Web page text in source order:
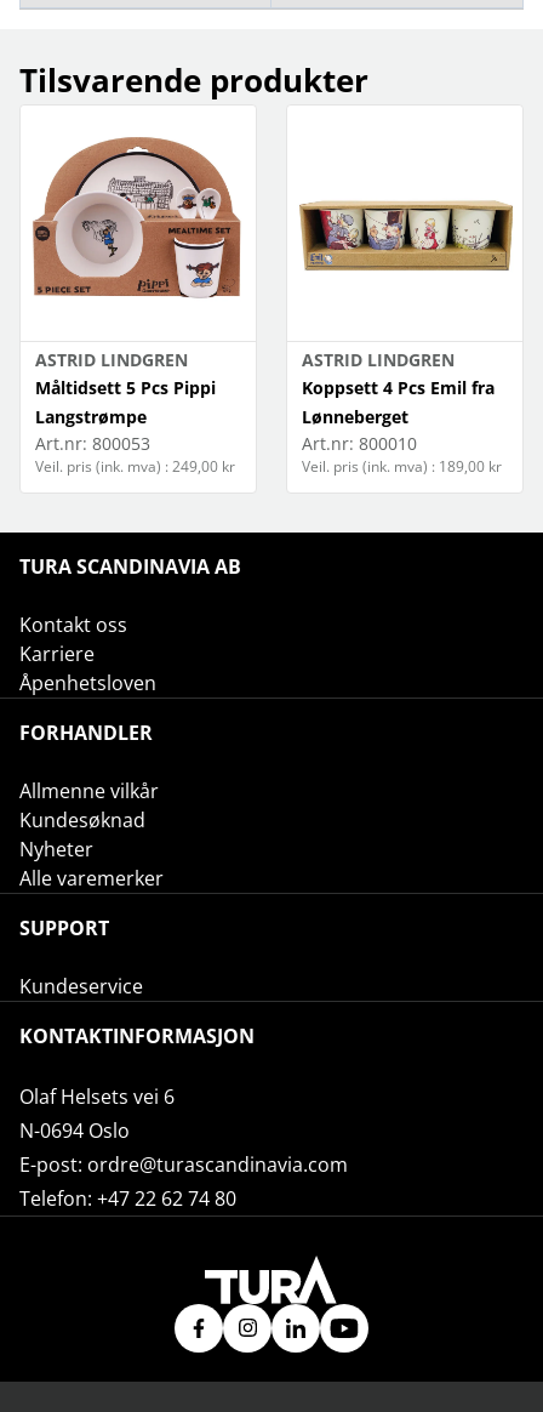
Tilsvarende produkter
ASTRID LINDGREN
Måltidsett 5 Pcs Pippi
Langstrømpe
Art.nr: 800053
Veil. pris (ink. mva) : 249,00 kr
ASTRID LINDGREN
Koppsett 4 Pcs Emil fra
Lønneberget
Art.nr: 800010
Veil. pris (ink. mva) : 189,00 kr
TURA SCANDINAVIA AB
Kontakt oss
Karriere
Åpenhetsloven
FORHANDLER
Allmenne vilkår
Kundesøknad
Nyheter
Alle varemerker
SUPPORT
Kundeservice
KONTAKTINFORMASJON
Olaf Helsets vei 6
N-0694 Oslo
E-post: ordre@turascandinavia.com
Telefon: +47 22 62 74 80